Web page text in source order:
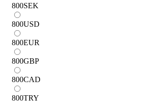
800SEK
800USD
800EUR
800GBP
800CAD
800TRY